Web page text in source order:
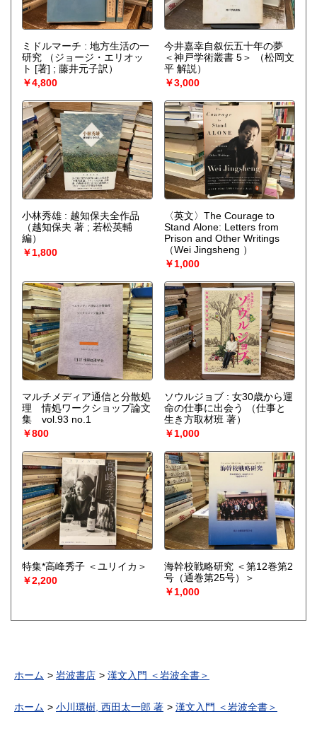
ミドルマーチ : 地方生活の一
研究
（ジョージ・エリオッ
ト [著] ; 藤井元子訳）
￥4,800
今井嘉幸自叙伝五十年の夢
＜神戸学術叢書 5＞
（松岡文
平 解説）
￥3,000
小林秀雄 : 越知保夫全作品
（越知保夫 著 ; 若松英輔
編）
￥1,800
〈英文〉The Courage to
Stand Alone: Letters from
Prison and Other Writings
（Wei Jingsheng ）
￥1,000
マルチメディア通信と分散処
理 情処ワークショップ論文
集 vol.93 no.1
￥800
ソウルジョブ : 女30歳から運
命の仕事に出会う
（仕事と
生き方取材班 著）
￥1,000
特集*高峰秀子 ＜ユリイカ＞
￥2,200
海幹校戦略研究 ＜第12巻第2
号（通巻第25号）＞
￥1,000
ホーム 岩波書店 漢文入門 ＜岩波全書＞
ホーム 小川環樹, 西田太一郎 著 漢文入門 ＜岩波全書＞